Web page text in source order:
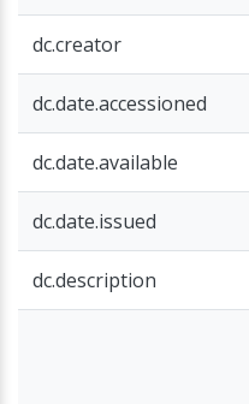
dc.creator
dc.date.accessioned
dc.date.available
dc.date.issued
dc.description